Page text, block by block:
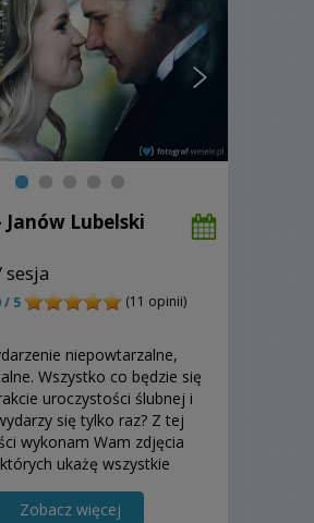
Janów Lubelski
sesja
/ 5
(11 opinii)
niepowtarzalne,
Wszystko co będzie się
uroczystości ślubnej i
się tylko raz? Z tej
wykonam Wam zdjęcia
ukażę wszystkie
radość, miłość...
Zobacz więcej